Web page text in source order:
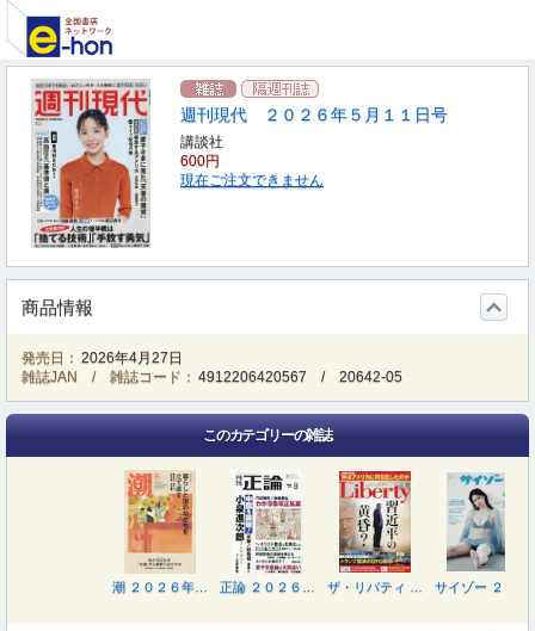
週刊現代 ２０２６年５月１１日号
講談社
600円
現在ご注文できません
商品情報
発売日： 2026年4月27日
雑誌JAN / 雑誌コード： 4912206420567 /20642-05
このカテゴリーの雑誌